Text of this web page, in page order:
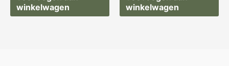
winkelwagen
winkelwagen